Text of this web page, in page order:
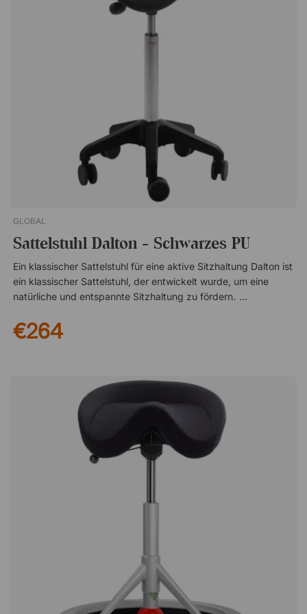
bei 30 Grad gewaschen werden. Größenhinweis: Der Vluv Vlip
Personen mit einer Körpergröße von 155 bis 180 cm als auch
Arbeitsverletzungen vor. Stärkt Rumpf und Rücken Reduziert
Stillsitzen und beugt Verletzungen vor Kann mit bis zu 150 kg
belastet werden Waschbarer Bezug mit einer
Verschleißfestigkeit von 25.000 Martindale Flexible
Innenkugel aus reißfestem PVC
GLOBAL
Sattelstuhl Dalton - Schwarzes PU
Ein klassischer Sattelstuhl für eine aktive Sitzhaltung Dalton ist
ein klassischer Sattelstuhl, der entwickelt wurde, um eine
natürliche und entspannte Sitzhaltung zu fördern. Die
Position einzunehmen, was zu einem geraderen Rücken und
einer ergonomischeren Arbeitshaltung während des Tages
Büro, in Kliniken oder sogar wenn man in der Werkstatt
arbeitet! Formgepresste Sitzfläche mit hohem Komfort Die
Sitzfläche ist aus strapazierfähigem PU-Schaum formgepresst
und so gestaltet, dass sie den ganzen Arbeitstag über
bequemen Halt bietet. Das Material passt sich dem Körper an
und behält gleichzeitig seine Stabilität, was eine ausgewogene
wodurch sich der Stuhl sowohl für Büro- als auch für
Kunststoff ausgestattet, das eine solide Basis bietet. Die
leichtgängigen Rollen mit 65 mm Durchmesser ermöglichen es,
sich einfach zwischen verschiedenen Arbeitsaufgaben zu
bewegen, ohne aufstehen zu müssen, was zu einem
€264